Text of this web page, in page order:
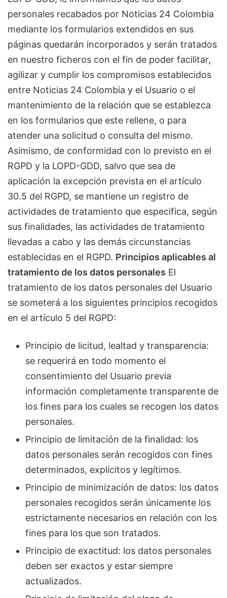
personales recabados por Noticias 24 Colombia
mediante los formularios extendidos en sus
páginas quedarán incorporados y serán tratados
en nuestro ficheros con el fin de poder facilitar,
agilizar y cumplir los compromisos establecidos
entre Noticias 24 Colombia y el Usuario o el
mantenimiento de la relación que se establezca
en los formularios que este rellene, o para
atender una solicitud o consulta del mismo.
Asimismo, de conformidad con lo previsto en el
RGPD y la LOPD-GDD, salvo que sea de
aplicación la excepción prevista en el artículo
30.5 del RGPD, se mantiene un registro de
actividades de tratamiento que especifica, según
sus finalidades, las actividades de tratamiento
llevadas a cabo y las demás circunstancias
establecidas en el RGPD. Principios aplicables al
tratamiento de los datos personales El
tratamiento de los datos personales del Usuario
se someterá a los siguientes principios recogidos
en el artículo 5 del RGPD:
Principio de licitud, lealtad y transparencia:
se requerirá en todo momento el
consentimiento del Usuario previa
información completamente transparente de
los fines para los cuales se recogen los datos
personales.
Principio de limitación de la finalidad: los
datos personales serán recogidos con fines
determinados, explícitos y legítimos.
Principio de minimización de datos: los datos
personales recogidos serán únicamente los
estrictamente necesarios en relación con los
fines para los que son tratados.
Principio de exactitud: los datos personales
deben ser exactos y estar siempre
actualizados.